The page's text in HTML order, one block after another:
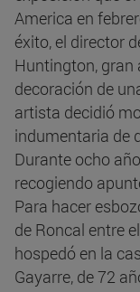
America en
éxito, el director
Huntington, gran
decoración de
artista decidió
indumentaria de
Durante ocho
recogiendo
Para hacer
de Roncal entre
hospedó en la
Gayarre, de 72